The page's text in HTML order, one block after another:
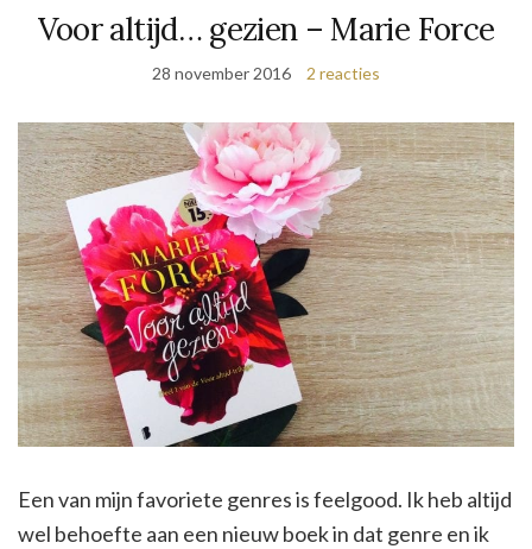
Voor altijd… gezien – Marie Force
28 november 2016 2 reacties
Een van mijn favoriete genres is feelgood. Ik heb altijd
wel behoefte aan een nieuw boek in dat genre en ik